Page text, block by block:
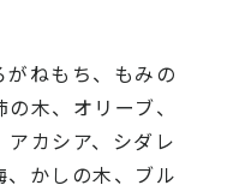
ねもち、もみの
木、オリーブ、
カシア、 シダレ
かしの木、ブル